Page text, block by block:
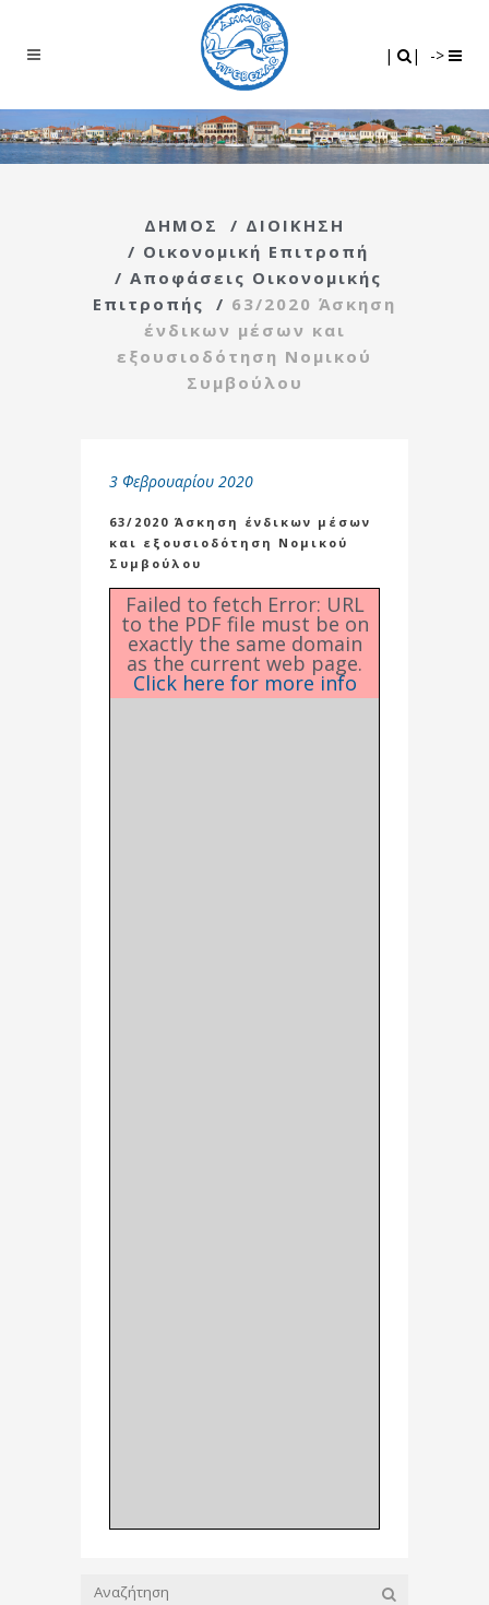
| | ->
ΔΗΜΟΣ / ΔΙΟΙΚΗΣΗ
/ Οικονομική Επιτροπή
/ Αποφάσεις Οικονομικής
Επιτροπής
/ 63/2020 Άσκηση
ένδικων μέσων και
εξουσιοδότηση Νομικού
Συμβούλου
3 Φεβρουαρίου 2020
63/2020 Άσκηση ένδικων μέσων
και εξουσιοδότηση Νομικού
Συμβούλου
Failed to fetch Error: URL
to the PDF file must be on
exactly the same domain
as the current web page.
Click here for more info